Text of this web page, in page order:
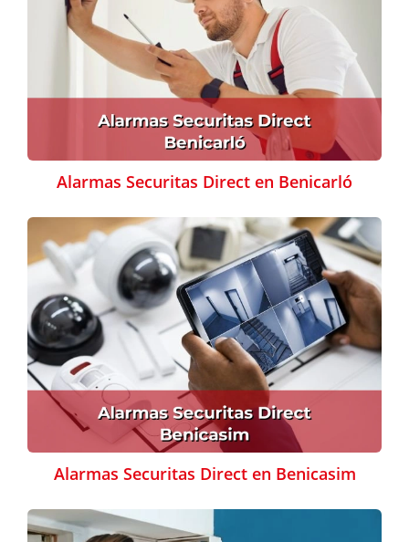
Alarmas Securitas Direct en Benicarló
Alarmas Securitas Direct en Benicasim